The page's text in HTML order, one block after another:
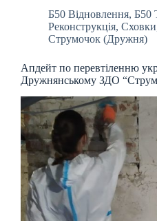
Б50 Відновлення, Б50
Реконструкція, Сховки
Струмочок (Дружня)
Апдейт по перевтіленню
Дружнянському ЗДО